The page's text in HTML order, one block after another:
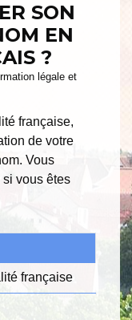
SON
EN
?
légale et
française,
de votre
Vous
vous êtes
française